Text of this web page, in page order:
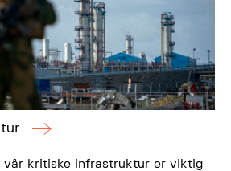
vår kritiske infrastruktur er viktig